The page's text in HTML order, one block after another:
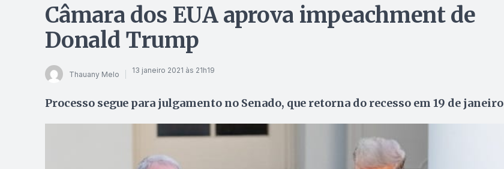
Câmara dos EUA aprova impeachment de
Donald Trump
Thauany Melo 13 janeiro 2021 às 21h19
Processo segue para julgamento no Senado, que retorna do recesso em 19 de janeiro